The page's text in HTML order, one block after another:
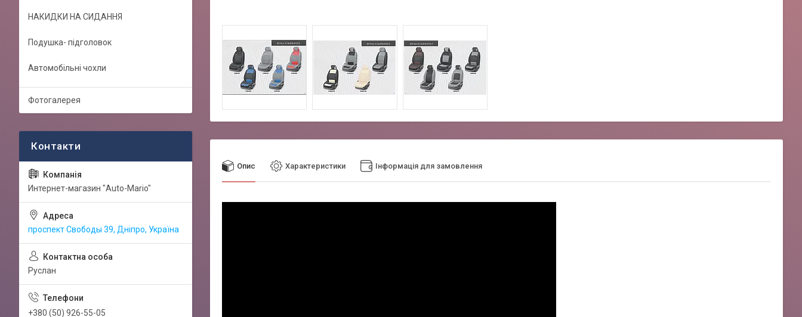
Опис Характеристики Інформація для замовлення
НАКИДКИ НА СИДАННЯ
Подушка- підголовок
Автомобільні чохли
Фотогалерея
Интернет-магазин "Auto-Mario"
проспект Свободы 39, Дніпро, Україна
Руслан
+380 (50) 926-55-05